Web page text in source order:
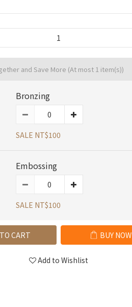
and Save More (At most 1 item(s))
Bronzing
SALE NT$100
Embossing
SALE NT$100
CART BUY NOW
Add to Wishlist